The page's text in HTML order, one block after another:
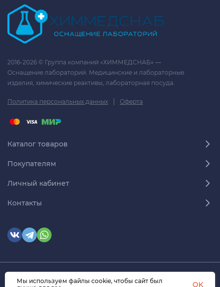
2016-2026 © Группа компаний «ХИММЕДСНАБ» —
Оснащение лабораторий. Медицинские и лабораторные
изделия, химические реактивы, лабораторная посуда.
Политика персональных данных | Оферта
Каталог товаров
Покупателям
Личный кабинет
Контакты
© 2026 himmedsnab.ru. Все права защищены
Мы используем файлы cookie, чтобы сайт был
OK